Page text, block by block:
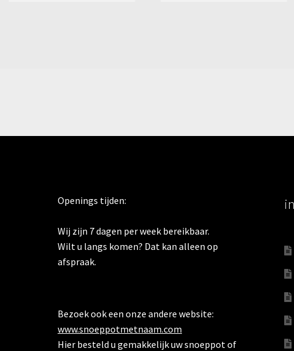
Openings tijden:
Wij zijn 7 dagen per week bereikbaar.
Wilt u langs komen? Dat kan alleen op
afspraak.
Bezoek ook een onze andere website:
www.snoeppotmetnaam.com
Hier besteld u gemakkelijk uw snoeppot of